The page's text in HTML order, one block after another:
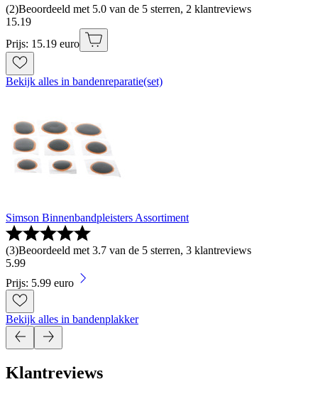
(2)Beoordeeld met 5.0 van de 5 sterren, 2 klantreviews
15.19
Prijs: 15.19 euro
Bekijk alles in bandenreparatie(set)
Simson Binnenbandpleisters Assortiment
(3)Beoordeeld met 3.7 van de 5 sterren, 3 klantreviews
5.99
Prijs: 5.99 euro
Bekijk alles in bandenplakker
Klantreviews